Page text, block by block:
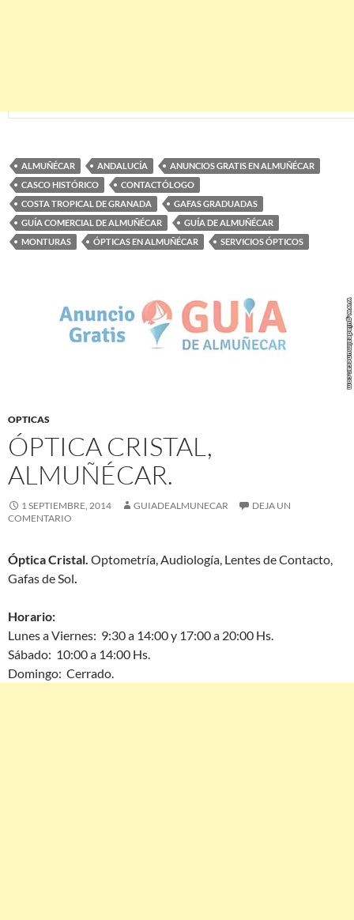
ALMUÑÉCAR ANDALUCÍA
ANUNCIOS GRATIS EN ALMUÑÉCAR
CASCO HISTÓRICO
CONTACTÓLOGO
COSTA TROPICAL DE GRANADA
GAFAS GRADUADAS
GUÍA COMERCIAL DE ALMUÑÉCAR
GUÍA DE ALMUÑÉCAR
MONTURAS
ÓPTICAS EN ALMUÑÉCAR SERVICIOS ÓPTICOS
OPTICAS
ÓPTICA CRISTAL,
ALMUÑÉCAR.
1 SEPTIEMBRE, 2014 GUIADEALMUNECAR
DEJA UN
COMENTARIO
Óptica Cristal. Optometría, Audiología, Lentes de Contacto,
Gafas de Sol.
Horario:
Lunes a Viernes: 9:30 a 14:00 y 17:00 a 20:00 Hs.
Sábado: 10:00 a 14:00 Hs.
Domingo: Cerrado.